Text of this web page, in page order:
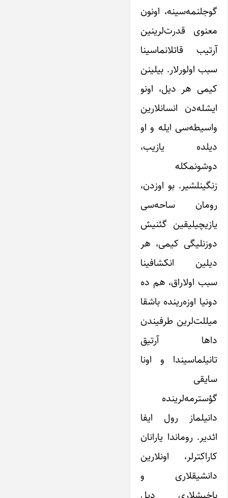
گوجلنمه‌سینه، اونون
معنوی قدرت‌لرینین
آرتیب قاتلانماسینا
سبب اولورلار. بیلینن
کیمی هر دیل، اونو
ایشله‌دن انسانلارین
واسیطه‌سی ایله و او
دیلده یازیب،
دوشونمکله
زنگینلشیر. بو اوزدن،
رومان ساحه‌سی
یازیچیلیقین گئنیش
دوزنلیگی کیمی، هر
دیلین انکشافینا
سبب اولاراق، هم ده
دونیا اوزه‌رینده باشقا
میللت‌لرین طرفیندن
داها آرتیق
تانیلماسیندا و اونا
سایقی
گؤسترمه‌لرینده
دانیلماز رول ایفا
ائدیر. روماندا یارانان
کاراکترلر، اونلارین
دانشیقلاری و
باخیشلاری دیل